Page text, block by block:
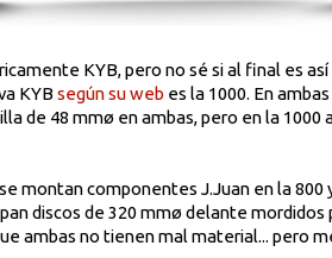
KYB, pero no sé si al final es
KYB según su web es la 1000. En
de 48 mmø en ambas, pero en la 1000
montan componentes J.Juan en la 800
discos de 320 mmø delante
ambas no tienen mal material... pero